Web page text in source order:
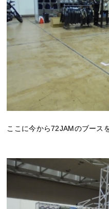
ここに今から72JAMのブース